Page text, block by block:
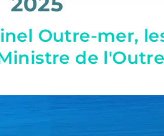
Outre-mer,
de